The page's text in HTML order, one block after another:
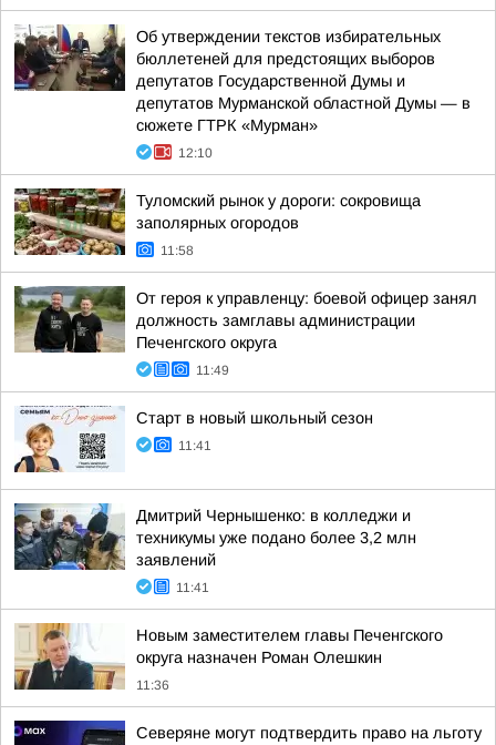
Об утверждении текстов избирательных
бюллетеней для предстоящих выборов
депутатов Государственной Думы и
депутатов Мурманской областной Думы — в
сюжете ГТРК «Мурман»
12:10
Туломский рынок у дороги: сокровища
заполярных огородов
11:58
От героя к управленцу: боевой офицер занял
должность замглавы администрации
Печенгского округа
11:49
Старт в новый школьный сезон
11:41
Дмитрий Чернышенко: в колледжи и
техникумы уже подано более 3,2 млн
заявлений
11:41
Новым заместителем главы Печенгского
округа назначен Роман Олешкин
11:36
Северяне могут подтвердить право на льготу